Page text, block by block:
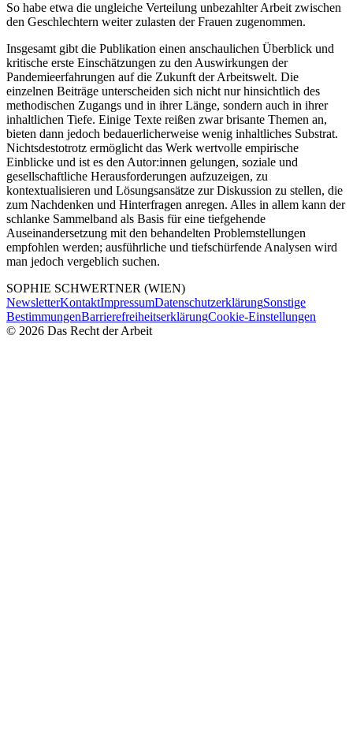
So habe etwa die ungleiche Verteilung unbezahlter Arbeit zwischen
den Geschlechtern weiter zulasten der Frauen zugenommen.
Insgesamt gibt die Publikation einen anschaulichen Überblick und
kritische erste Einschätzungen zu den Auswirkungen der
Pandemieerfahrungen auf die Zukunft der Arbeitswelt. Die
einzelnen Beiträge unterscheiden sich nicht nur hinsichtlich des
methodischen Zugangs und in ihrer Länge, sondern auch in ihrer
inhaltlichen Tiefe. Einige Texte reißen zwar brisante Themen an,
bieten dann jedoch bedauerlicherweise wenig inhaltliches Substrat.
Nichtsdestotrotz ermöglicht das Werk wertvolle empirische
Einblicke und ist es den Autor:innen gelungen, soziale und
gesellschaftliche Herausforderungen aufzuzeigen, zu
kontextualisieren und Lösungsansätze zur Diskussion zu stellen, die
zum Nachdenken und Hinterfragen anregen. Alles in allem kann der
schlanke Sammelband als Basis für eine tiefgehende
Auseinandersetzung mit den behandelten Problemstellungen
empfohlen werden; ausführliche und tiefschürfende Analysen wird
man jedoch vergeblich suchen.
SOPHIE SCHWERTNER (WIEN)
NewsletterKontaktImpressumDatenschutzerklärungSonstige
BestimmungenBarrierefreiheitserklärungCookie-Einstellungen
© 2026 Das Recht der Arbeit